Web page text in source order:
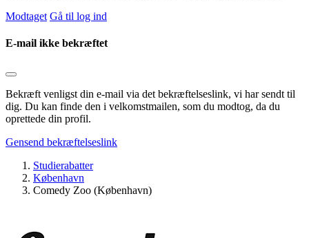
Modtaget Gå til log ind
E-mail ikke bekræftet
Bekræft venligst din e-mail via det bekræftelseslink, vi har sendt til
dig. Du kan finde den i velkomstmailen, som du modtog, da du
oprettede din profil.
Gensend bekræftelseslink
Studierabatter
København
Comedy Zoo (København)